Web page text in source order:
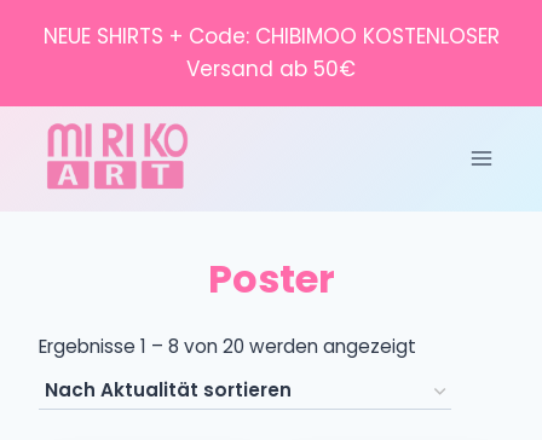
InhaltNEUE SHIRTS + Code: CHIBIMOO KOSTENLOSER
Versand ab 50€
Poster
Ergebnisse 1 – 8 von 20 werden angezeigt
sortiert